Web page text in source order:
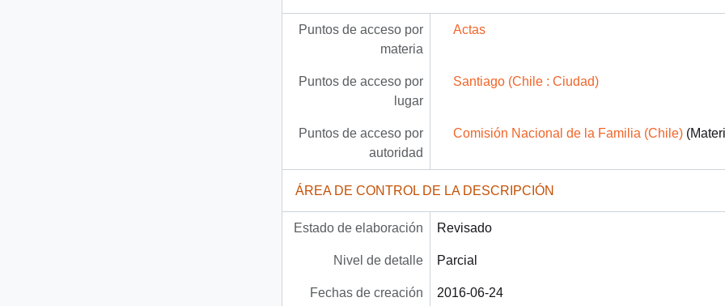
Puntos de acceso por
materia
Actas
Puntos de acceso por
lugar
Santiago (Chile : Ciudad)
Puntos de acceso por
autoridad
Comisión Nacional de la Familia (Chile)
ÁREA DE CONTROL DE LA DESCRIPCIÓN
Estado de elaboración Revisado
Nivel de detalle Parcial
Fechas de creación
2016-06-24